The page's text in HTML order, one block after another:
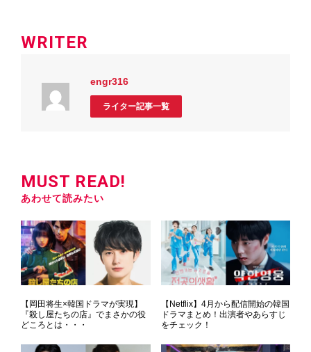
WRITER
engr316
ライター記事一覧
MUST READ!
あわせて読みたい
【岡田将生×韓国ドラマが実現】
『殺し屋たちの店』でまさかの役
どころとは・・・
【Netflix】4月から配信開始の韓国
ドラマまとめ！出演者やあらすじ
をチェック！